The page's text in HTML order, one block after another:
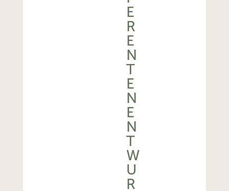
E
R
E
N
T
E
N
E
N
T
W
U
R